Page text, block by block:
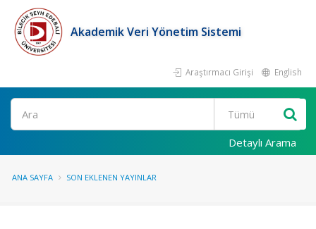
Akademik Veri Yönetim Sistemi
Araştırmacı Girişi English
Ara
Detaylı Arama
ANA SAYFA SON EKLENEN YAYINLAR